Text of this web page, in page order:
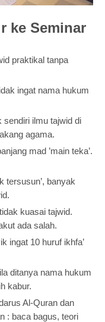
ke Seminar
praktikal tanpa
ingat nama hukum
sendiri ilmu tajwid di
agama.
mad ’main teka’.
tersusun’, banyak
kuasai tajwid.
ada salah.
ingat 10 huruf ikhfa’
ditanya nama hukum
kabur.
Al-Quran dan
: baca bagus, teori